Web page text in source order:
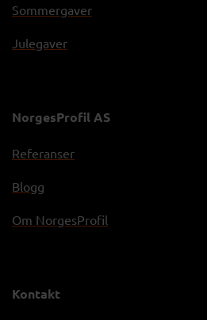
Sommergaver
Julegaver
NorgesProfil AS
Referanser
Blogg
Om NorgesProfil
Kontakt